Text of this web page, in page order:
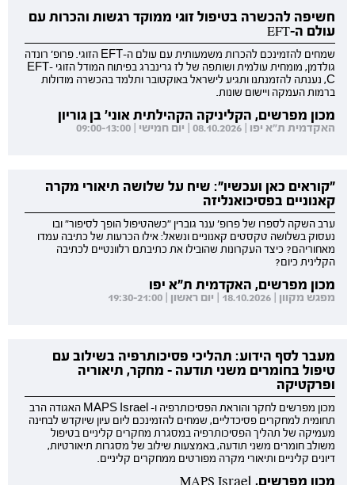
חשיפה להכשרה בטיפול זוגי ממוקד רגשות והכרות עם
עולם ה-EFT
שמחים להזמינכם להכרות משמעותית עם עולם ה-EFT הזוגי. פרופ' רונדה
גולדמן, מומחית עולמית ושותפה של לז גרינברג בפיתוח המודל הזוגי EFT-
C, נענתה להזמנתנו ותגיע לישראל באוקטובר ותלמד בהכשרה מודולות
ברמות העמקה ויישום שונות.
מכון מפרשים, הקליניקה הקהילתית אוני' בן גוריון
האקדמית ת"א יפו | 08.10.2026 | יום חמישי | 09:00-13:00
"קוראים כאן ועכשיו": שיח על שלושה תיאורי מקרה
קאנוניים בפסיכואנליזה
ערב השקה לספרו של פרופ' ענר גוברין "כשהטיפול הופך לסיפור" ובו
נעסוק בשלושה טקסטים קאנוניים ונשאל: אילו הכרעות של כתיבה עמדו
מאחוריהם? כיצד העקרונות שהובילו את כתיבתם רלוונטיים לכתיבה
הקלינית כיום?
מכון מפרשים, האקדמית ת"א יפו
מפגש מקוון | 18.10.2026 | יום ראשון | 19:30-21:00
מעבר לסף הידוע: תהליכי פסיכותרפיה בשילוב עם
טיפול בחומרים משני תודעה - מחקר, תיאוריה
ופרקטיקה
מכון מפרשים לחקר והוראת הפסיכותרפיה ו- MAPS Israel האגודה הרב
תחומית למחקרים פסיכדליים, שמחים להזמינכם ליום עיון שיוקדש לבחינה
מעמיקה של תהליך הפסיכותרפיה במסגרת מחקרים קליניים בטיפול
משולב חומרים משני תודעה, באמצעות שילוב של מסגרות תיאורטיות,
דיונים קליניים ותיאורי מקרה מפורטים ממחקרים קליניים.
מכון מפרשים, MAPS Israel